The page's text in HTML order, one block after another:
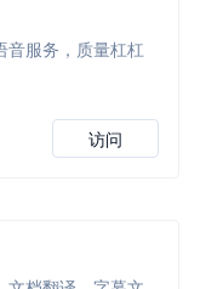
音服务，质量杠杠
访问